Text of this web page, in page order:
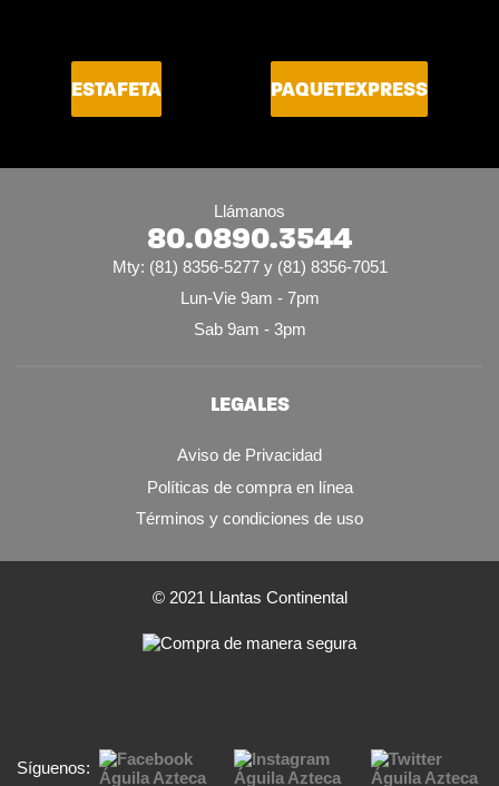
ESTAFETA PAQUETEXPRESS
Llámanos
80.0890.3544
Mty: (81) 8356-5277 y (81) 8356-7051
Lun-Vie 9am - 7pm
Sab 9am - 3pm
LEGALES
Aviso de Privacidad
Políticas de compra en línea
Términos y condiciones de uso
© 2021 Llantas Continental
Síguenos: